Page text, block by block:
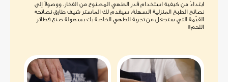
ابتداءً من كيفية استخدام قدر الطهي المصنوع من الفخار، ووصولاً إلى
نصائح الطبخ المنزلية السهلة، سيقدم لك الماستر شيف طارق نصائحه
القيّمة التي ستجعل من تجربة الطهي الخاصة بك بسهولة صنع فطائر
اللحم!!